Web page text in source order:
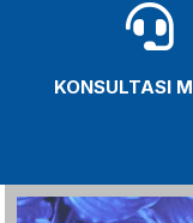

KONSULTASI